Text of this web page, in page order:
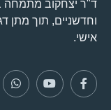
ד"ר יצחקוב מתמחה
וחדשניים, תוך מתן
אישי.